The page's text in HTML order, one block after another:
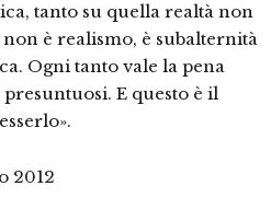
tanto su quella realtà non
è realismo, è subalternità
Ogni tanto vale la pena
E questo è il
2012